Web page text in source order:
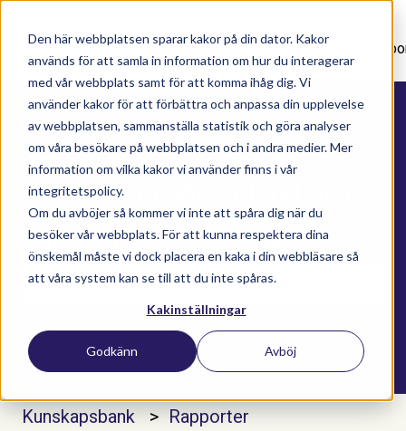
Den här webbplatsen sparar kakor på din dator. Kakor
används för att samla in information om hur du interagerar
med vår webbplats samt för att komma ihåg dig. Vi
använder kakor för att förbättra och anpassa din upplevelse
av webbplatsen, sammanställa statistik och göra analyser
om våra besökare på webbplatsen och i andra medier. Mer
information om vilka kakor vi använder finns i vår
integritetspolicy.
Om du avböjer så kommer vi inte att spåra dig när du
besöker vår webbplats. För att kunna respektera dina
önskemål måste vi dock placera en kaka i din webbläsare så
att våra system kan se till att du inte spåras.
Kakinställningar
Godkänn Avböj
Nyhetsartiklar Utbildningar Supportavtal
Här kan du söka bland alla
våra kunskapsartiklar
Det finns inga förslag eftersom sökfältet är
Kunskapsbank Rapporter